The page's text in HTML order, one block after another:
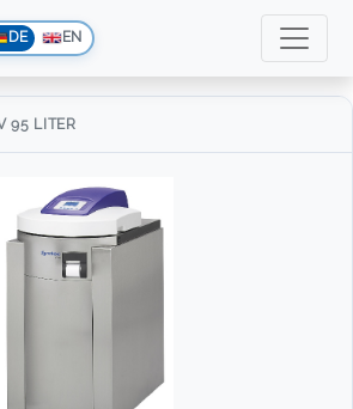
DE EN
95 LITER